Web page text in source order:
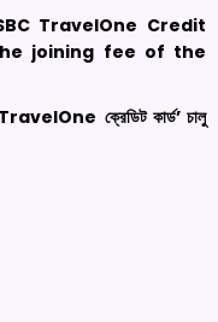
TravelOne Credit
joining fee of the
TravelOne ক্রেডিট কার্ড’ চালু